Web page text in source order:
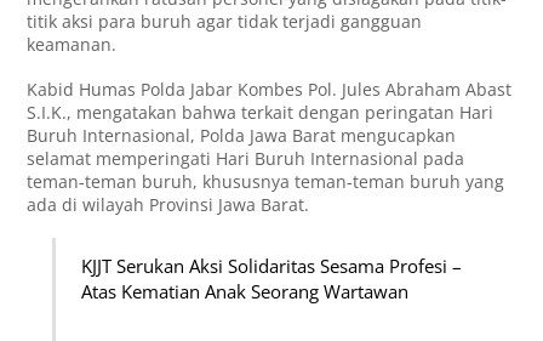
titik aksi para buruh agar tidak terjadi gangguan
keamanan.
Kabid Humas Polda Jabar Kombes Pol. Jules Abraham Abast
S.I.K., mengatakan bahwa terkait dengan peringatan Hari
Buruh Internasional, Polda Jawa Barat mengucapkan
selamat memperingati Hari Buruh Internasional pada
teman-teman buruh, khususnya teman-teman buruh yang
ada di wilayah Provinsi Jawa Barat.
KJJT Serukan Aksi Solidaritas Sesama Profesi –
Atas Kematian Anak Seorang Wartawan